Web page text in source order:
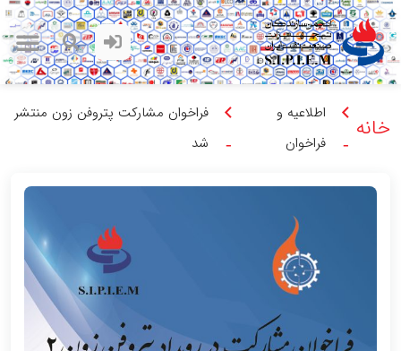
خانه -
اطلاعیه و
فراخوان
-
فراخوان مشارکت پتروفن زون منتشر
شد